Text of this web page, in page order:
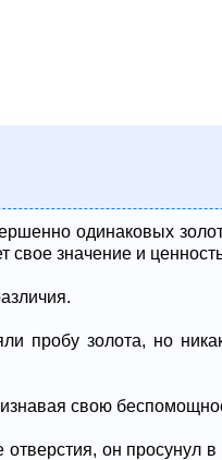
одинаковых
свое значение и
пробу золота, но
свою
он просунул в